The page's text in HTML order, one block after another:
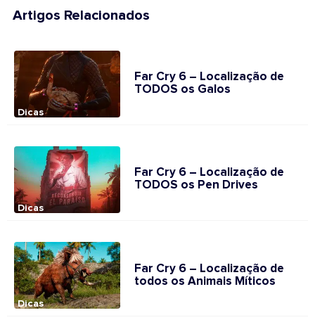
Artigos Relacionados
Dicas
Far Cry 6 – Localização de
TODOS os Galos
Dicas
Far Cry 6 – Localização de
TODOS os Pen Drives
Dicas
Far Cry 6 – Localização de
todos os Animais Míticos